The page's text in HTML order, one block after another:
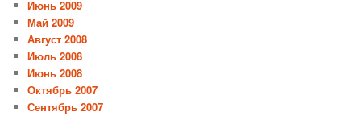
Июнь 2009
Май 2009
Август 2008
Июль 2008
Июнь 2008
Октябрь 2007
Сентябрь 2007